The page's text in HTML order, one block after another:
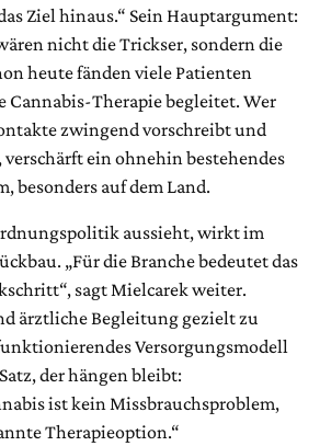
Ziel hinaus.“ Sein Hauptargument:
nicht die Trickser, sondern die
heute fänden viele Patienten
Cannabis-Therapie begleitet. Wer
zwingend vorschreibt und
verschärft ein ohnehin bestehendes
besonders auf dem Land.
aussieht, wirkt im
„Für die Branche bedeutet das
sagt Mielcarek weiter.
ärztliche Begleitung gezielt zu
Versorgungsmodell
der hängen bleibt:
ist kein Missbrauchsproblem,
Therapieoption.“